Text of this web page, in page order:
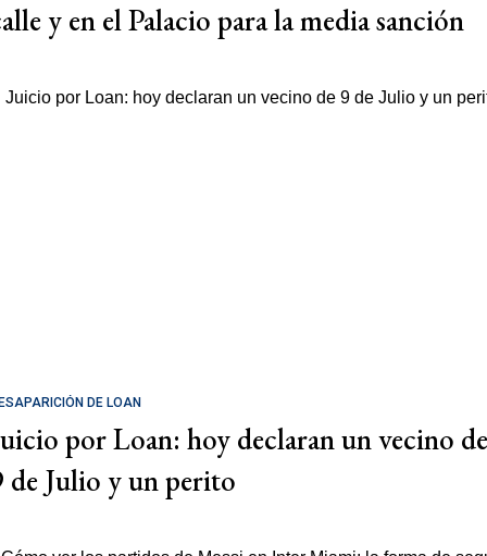
y en el Palacio para la media sanción
DE LOAN
por Loan: hoy declaran un vecino de
de Julio y un perito